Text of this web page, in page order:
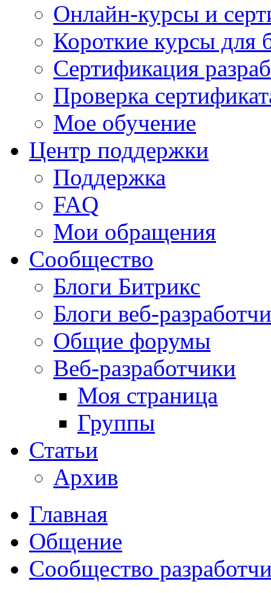
Онлайн-курсы и
Короткие курсы для
Сертификация
Проверка
Мое обучение
Центр поддержки
Поддержка
FAQ
Мои обращения
Сообщество
Блоги Битрикс
Блоги веб-
Общие форумы
Веб-разработчики
Моя страница
Группы
Статьи
Архив
Главная
Общение
Сообщество